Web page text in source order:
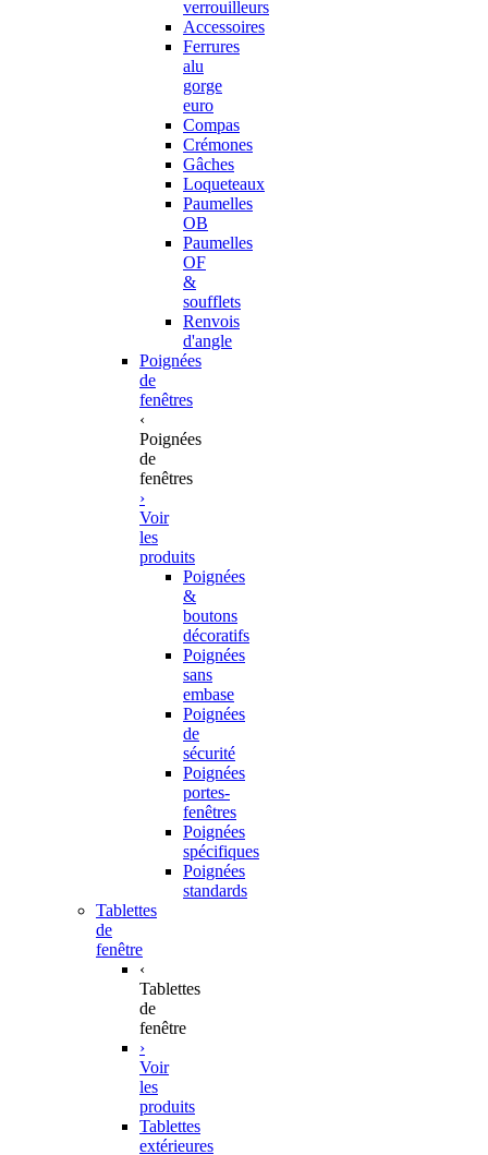
verrouilleurs
Accessoires
Ferrures
alu
gorge
euro
Compas
Crémones
Gâches
Loqueteaux
Paumelles
OB
Paumelles
OF
&
soufflets
Renvois
d'angle
Poignées
de
fenêtres
‹
Poignées
de
fenêtres
›
Voir
les
produits
Poignées
&
boutons
décoratifs
Poignées
sans
embase
Poignées
de
sécurité
Poignées
portes-
fenêtres
Poignées
spécifiques
Poignées
standards
Tablettes
de
fenêtre
‹
Tablettes
de
fenêtre
›
Voir
les
produits
Tablettes
extérieures